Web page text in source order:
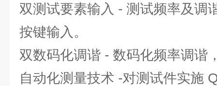
双测试要素输入 - 测试频率及调
按键输入。
双数码化调谐 - 数码化频率调谐
自动化测量技术 -对测试件实施